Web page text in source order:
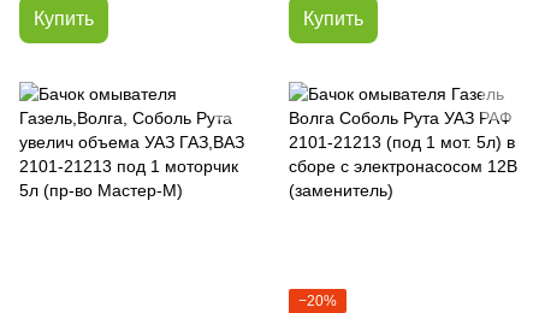
Купить Купить
−20%